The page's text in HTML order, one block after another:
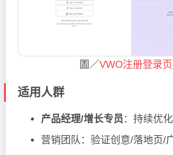
圖／VWO注册登录页
适用人群
产品经理/增长专员 ：持续优
营销团队：验证创意/落地页/